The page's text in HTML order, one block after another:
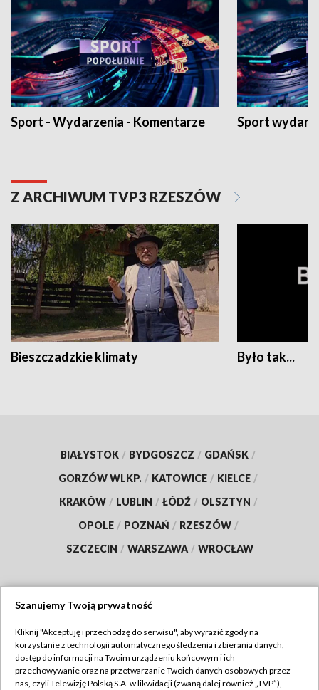
Sport - Wydarzenia - Komentarze Sport
Z ARCHIWUM TVP3 RZESZÓW
Bieszczadzkie klimaty Było tak...
BIAŁYSTOK / BYDGOSZCZ / GDAŃSK /
GORZÓW WLKP. / KATOWICE / KIELCE /
KRAKÓW / LUBLIN / ŁÓDŹ / OLSZTYN /
OPOLE / POZNAŃ / RZESZÓW /
SZCZECIN / WARSZAWA / WROCŁAW
TVP
Abonament TVP
Regulamin TVP
Szanujemy Twoją prywatność
Kliknij "Akceptuję i przechodzę do serwisu", aby wyrazić zgody na
korzystanie z technologii automatycznego śledzenia i zbierania danych,
dostęp do informacji na Twoim urządzeniu końcowym i ich
przechowywanie oraz na przetwarzanie Twoich danych osobowych przez
nas, czyli Telewizję Polską S.A. w likwidacji (zwaną dalej również „TVP”),